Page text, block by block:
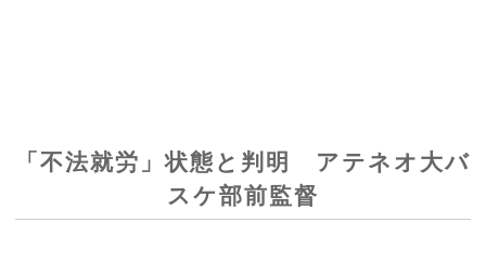
「不法就労」状態と判明 アテネオ大バ
スケ部前監督